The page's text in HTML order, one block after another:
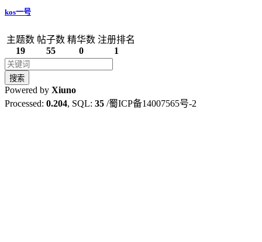
kos一号
主题数
19
帖子数
55
精华数
0
注册排名
1
搜索
Powered by Xiuno
Processed: 0.204, SQL: 35 /蜀ICP备14007565号-2